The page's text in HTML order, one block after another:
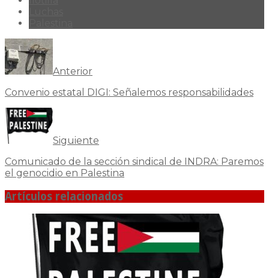
Anterior
Convenio estatal DIGI: Señalemos responsabilidades
Siguiente
Comunicado de la sección sindical de INDRA: Paremos
el genocidio en Palestina
Artículos relacionados